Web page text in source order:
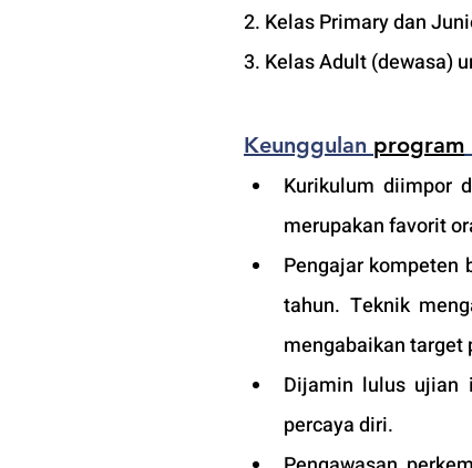
2. Kelas Primary dan
3. Kelas Adult (dewasa)
Keunggulan program
Kurikulum diimpor
merupakan favorit
Pengajar
tahun. Teknik
mengabaikan target
Dijamin lulus ujian
percaya diri.